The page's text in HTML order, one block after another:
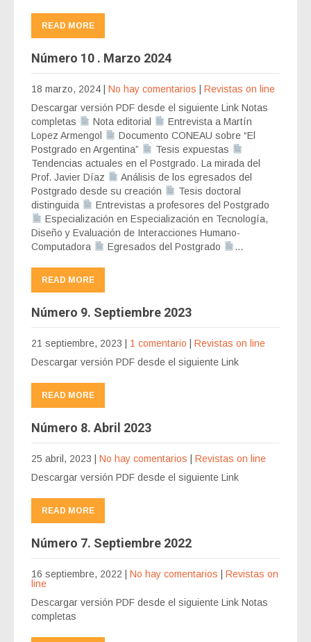
READ MORE
Número 10 . Marzo 2024
18 marzo, 2024 No hay comentarios
Revistas on line
Descargar versión PDF desde el siguiente Link Notas
completas
Nota editorial
Entrevista a Martín
Lopez Armengol
Documento CONEAU sobre “El
Postgrado en Argentina”
Tesis expuestas
Tendencias actuales en el Postgrado. La mirada del
Prof. Javier Díaz
Análisis de los egresados del
Postgrado desde su creación
Tesis doctoral
distinguida
Entrevistas a profesores del Postgrado
Especialización en Especialización en Tecnología,
Diseño y Evaluación de Interacciones Humano-
Computadora
Egresados del Postgrado …
READ MORE
Número 9. Septiembre 2023
21 septiembre, 2023 1 comentario
Revistas on line
Descargar versión PDF desde el siguiente Link
READ MORE
Número 8. Abril 2023
25 abril, 2023 No hay comentarios
Revistas on line
Descargar versión PDF desde el siguiente Link
READ MORE
Número 7. Septiembre 2022
16 septiembre, 2022 No hay comentarios
Revistas on
line
Descargar versión PDF desde el siguiente Link Notas
completas